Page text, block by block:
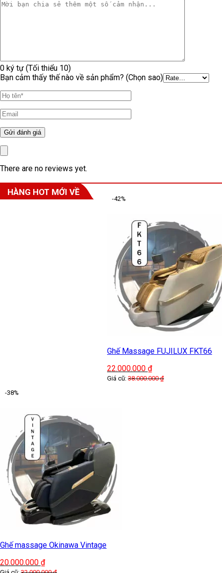
0 ký tự (Tối thiểu 10)
Bạn cảm thấy thế nào về sản phẩm? (Chọn sao)
There are no reviews yet.
HÀNG HOT MỚI VỀ
-42%
Ghế Massage FUJILUX FKT66
22.000.000 ₫
Giá cũ: 38.000.000₫
-38%
Ghế massage Okinawa Vintage
20.000.000 ₫